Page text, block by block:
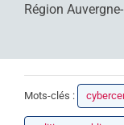
Région
Mots-clés :